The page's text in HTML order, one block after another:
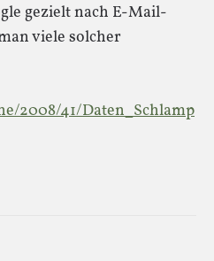
gezielt nach E-Mail-
viele solcher
2008/41/Daten_Schlamp